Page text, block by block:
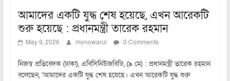
আমাদের একটি যুদ্ধ শেষ হয়েছে, এখন আরেকটি
শুরু হয়েছে : প্রধানমন্ত্রী তারেক রহমান
May 9, 2026 monowarul 0 Comments
নিজস্ব প্রতিবেদক (ঢাকা), এবিসিনিউজবিডি, (৯ মে) : প্রধানমন্ত্রী তারেক রহমান
বলেছেন, ‘আমাদের একটি যুদ্ধ শেষ হয়েছে। এখন আরেকটি যুদ্ধ শুরু